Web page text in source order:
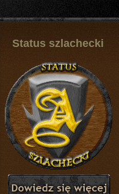
Status szlachecki